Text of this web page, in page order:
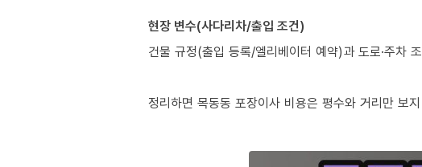
현장 변수(사다리차/출입 조건)
건물 규정(출입 등록/엘리베이터 예약)과 도로·주차
정리하면 목동동 포장이사 비용은 평수와 거리만 보